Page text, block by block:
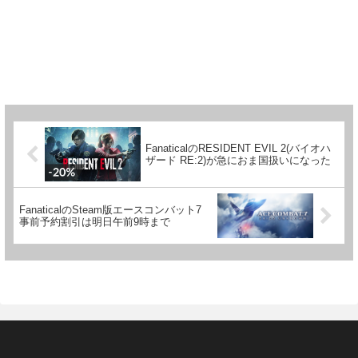
FanaticalのRESIDENT EVIL 2(バイオハ
ザード RE:2)が急におま国扱いになった
FanaticalのSteam版エースコンバット7
事前予約割引は明日午前9時まで